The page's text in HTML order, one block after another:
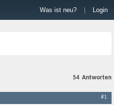
Was ist neu? Login
54 Antworten
#1